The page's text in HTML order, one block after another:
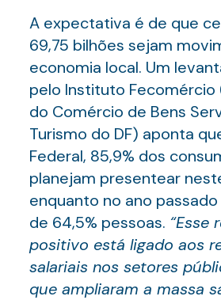
A expectativa é de que
69,75 bilhões sejam
economia local. Um
pelo Instituto Fecomércio
do Comércio de Bens
Turismo do DF) aponta
Federal, 85,9% dos
planejam presentear
enquanto no ano
de 64,5% pessoas. “Esse
positivo está ligado aos
salariais nos setores
que ampliaram a massa